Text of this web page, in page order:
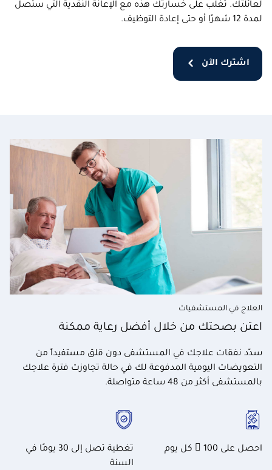
لعائلتك. تغلب على خسارتك هذه مع الإعانة النقدية التي ستصل
لمدة 12 شهرًا أو حتى إعادة التوظيف.
اشترك الآن
العلاج في المستشفيات
اعتن بصحتك من خلال أفضل رعاية ممكنة
سدّد نفقات علاجك في المستشفى دون قلق مستفيداً من
التعويضات اليومية المدفوعة لك في حالة تجاوزت فترة علاجك
بالمستشفى أكثر من 48 ساعة متواصلة.
احصل على 100  كل يوم
تغطية تصل إلى 30 يومًا في
السنة